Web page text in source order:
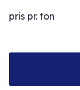
pris pr. ton